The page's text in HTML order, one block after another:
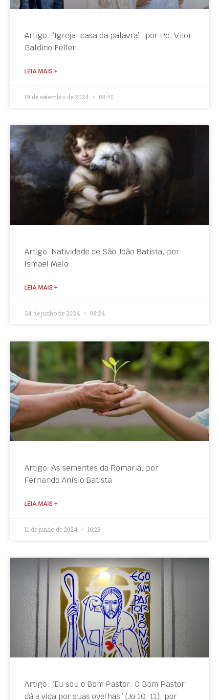
Artigo: “Igreja: casa da palavra”, por Pe. Vitor
Galdino Feller
LEIA MAIS +
19 de setembro de 2024 08:40
Artigo: Natividade de São João Batista, por
Ismael Melo
LEIA MAIS +
24 de junho de 2024 08:24
Artigo: As sementes da Romaria, por
Fernando Anísio Batista
LEIA MAIS +
11 de junho de 2024 16:28
Artigo: “Eu sou o Bom Pastor. O Bom Pastor
dá a vida por suas ovelhas” (Jo 10, 11), por